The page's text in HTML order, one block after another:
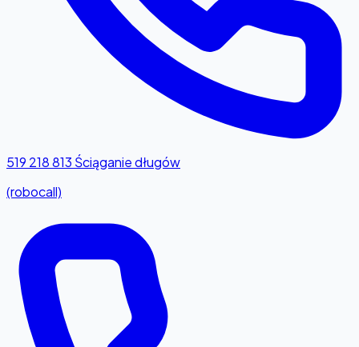
519 218 813 Ściąganie długów
(robocall)